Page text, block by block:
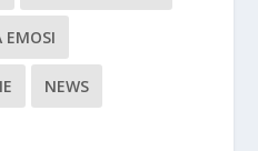
EMOSI
NEWS